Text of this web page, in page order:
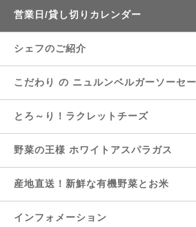
営業日/貸し切りカレンダー
シェフのご紹介
こだわり の ニュルンベルガーソーセ
とろ～り！ラクレットチーズ
野菜の王様 ホワイトアスパラガス
産地直送！新鮮な有機野菜とお米
インフォメーション